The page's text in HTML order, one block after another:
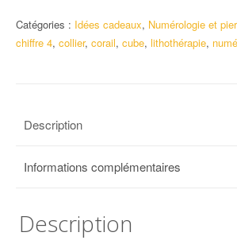
pierres
du
Catégories : Idées cadeaux, Numérologie et
chiffre 4, collier, corail, cube, lithothérapie,
Description
Informations complémentaires
Description